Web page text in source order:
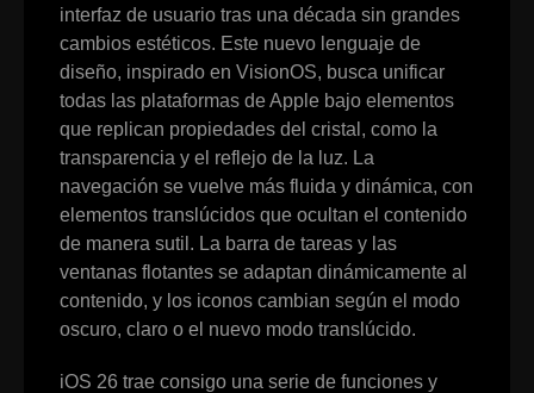
interfaz de usuario tras una década sin grandes
cambios estéticos. Este nuevo lenguaje de
diseño, inspirado en VisionOS, busca unificar
todas las plataformas de Apple bajo elementos
que replican propiedades del cristal, como la
transparencia y el reflejo de la luz. La
navegación se vuelve más fluida y dinámica, con
elementos translúcidos que ocultan el contenido
de manera sutil. La barra de tareas y las
ventanas flotantes se adaptan dinámicamente al
contenido, y los iconos cambian según el modo
oscuro, claro o el nuevo modo translúcido.
iOS 26 trae consigo una serie de funciones y